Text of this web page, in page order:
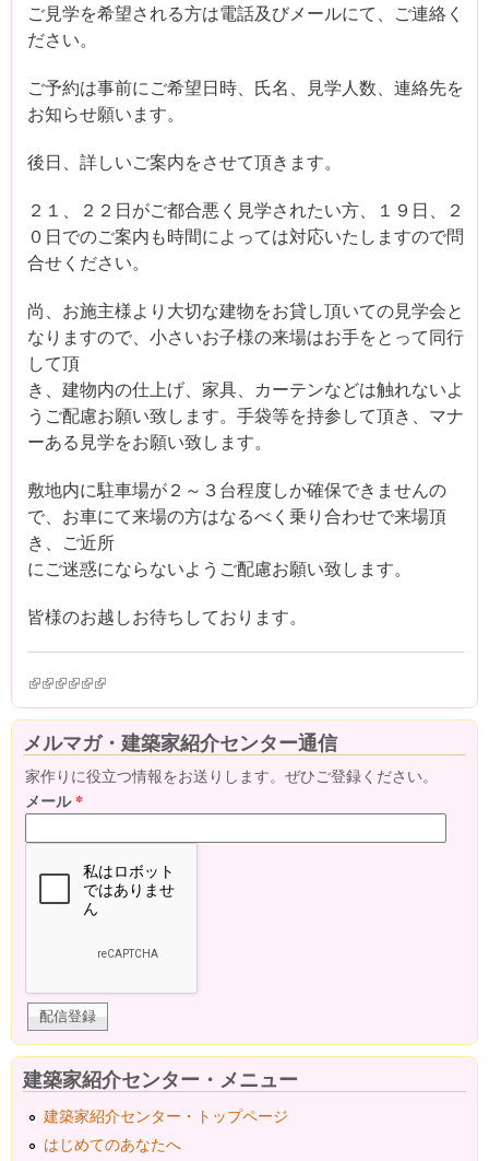
ご見学を希望される方は電話及びメールにて、ご連絡く
ださい。
ご予約は事前にご希望日時、氏名、見学人数、連絡先を
お知らせ願います。
後日、詳しいご案内をさせて頂きます。
２１、２２日がご都合悪く見学されたい方、１９日、２
０日でのご案内も時間によっては対応いたしますので問
合せください。
尚、お施主様より大切な建物をお貸し頂いての見学会と
なりますので、小さいお子様の来場はお手をとって同行
して頂
き、建物内の仕上げ、家具、カーテンなどは触れないよ
うご配慮お願い致します。手袋等を持参して頂き、マナ
ーある見学をお願い致します。
敷地内に駐車場が２～３台程度しか確保できませんの
で、お車にて来場の方はなるべく乗り合わせで来場頂
き、ご近所
にご迷惑にならないようご配慮お願い致します。
皆様のお越しお待ちしております。
(link is external)
(link is external)
(link is external)
(link is external)
(link is external)
(link is external)
メルマガ・建築家紹介センター通信
家作りに役立つ情報をお送りします。ぜひご登録ください。
メール*
建築家紹介センター・メニュー
建築家紹介センター・トップページ
はじめてのあなたへ